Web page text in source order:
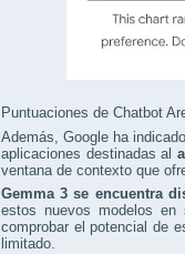
Puntuaciones de Chatbot
Además, Google ha
aplicaciones destinadas al
ventana de contexto que
Gemma 3 se encuentra
estos nuevos modelos en
comprobar el potencial de
limitado.